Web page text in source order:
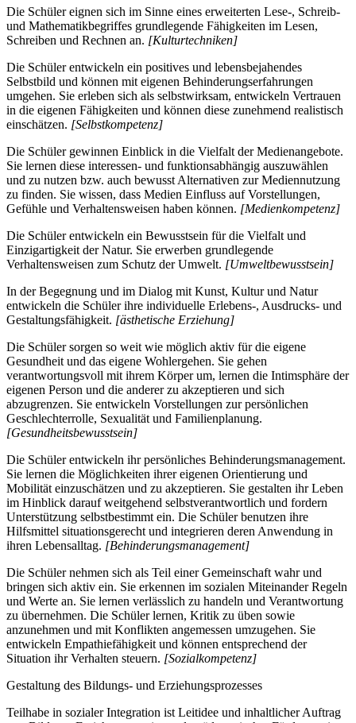
Die Schüler eignen sich im Sinne eines erweiterten Lese-, Schreib-
und Mathematikbegriffes grundlegende Fähigkeiten im Lesen,
Schreiben und Rechnen an. [Kulturtechniken]
Die Schüler entwickeln ein positives und lebensbejahendes
Selbstbild und können mit eigenen Behinderungserfahrungen
umgehen. Sie erleben sich als selbstwirksam, entwickeln Vertrauen
in die eigenen Fähigkeiten und können diese zunehmend realistisch
einschätzen. [Selbstkompetenz]
Die Schüler gewinnen Einblick in die Vielfalt der Medienangebote.
Sie lernen diese interessen- und funktionsabhängig auszuwählen
und zu nutzen bzw. auch bewusst Alternativen zur Mediennutzung
zu finden. Sie wissen, dass Medien Einfluss auf Vorstellungen,
Gefühle und Verhaltensweisen haben können. [Medienkompetenz]
Die Schüler entwickeln ein Bewusstsein für die Vielfalt und
Einzigartigkeit der Natur. Sie erwerben grundlegende
Verhaltensweisen zum Schutz der Umwelt. [Umweltbewusstsein]
In der Begegnung und im Dialog mit Kunst, Kultur und Natur
entwickeln die Schüler ihre individuelle Erlebens-, Ausdrucks- und
Gestaltungsfähigkeit. [ästhetische Erziehung]
Die Schüler sorgen so weit wie möglich aktiv für die eigene
Gesundheit und das eigene Wohlergehen. Sie gehen
verantwortungsvoll mit ihrem Körper um, lernen die Intimsphäre der
eigenen Person und die anderer zu akzeptieren und sich
abzugrenzen. Sie entwickeln Vorstellungen zur persönlichen
Geschlechterrolle, Sexualität und Familienplanung.
[Gesundheitsbewusstsein]
Die Schüler entwickeln ihr persönliches Behinderungsmanagement.
Sie lernen die Möglichkeiten ihrer eigenen Orientierung und
Mobilität einzuschätzen und zu akzeptieren. Sie gestalten ihr Leben
im Hinblick darauf weitgehend selbstverantwortlich und fordern
Unterstützung selbstbestimmt ein. Die Schüler benutzen ihre
Hilfsmittel situationsgerecht und integrieren deren Anwendung in
ihren Lebensalltag. [Behinderungsmanagement]
Die Schüler nehmen sich als Teil einer Gemeinschaft wahr und
bringen sich aktiv ein. Sie erkennen im sozialen Miteinander Regeln
und Werte an. Sie lernen verlässlich zu handeln und Verantwortung
zu übernehmen. Die Schüler lernen, Kritik zu üben sowie
anzunehmen und mit Konflikten angemessen umzugehen. Sie
entwickeln Empathiefähigkeit und können entsprechend der
Situation ihr Verhalten steuern. [Sozialkompetenz]
Gestaltung des Bildungs- und Erziehungsprozesses
Teilhabe in sozialer Integration ist Leitidee und inhaltlicher Auftrag